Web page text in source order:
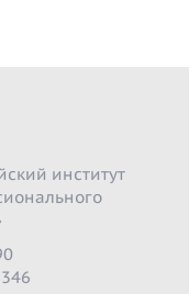
институт